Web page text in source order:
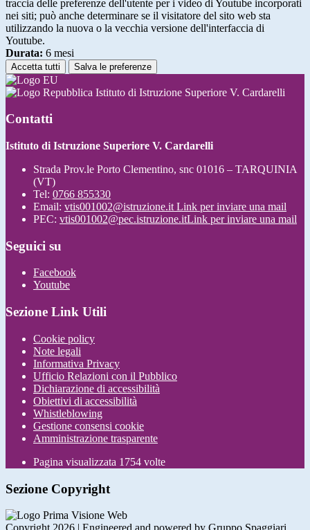
traccia delle preferenze dell'utente per i video di Youtube incorporati
nei siti; può anche determinare se il visitatore del sito web sta
utilizzando la nuova o la vecchia versione dell'interfaccia di
Youtube.
Durata: 6 mesi
Accetta tutti Salva le preferenze
Istituto di Istruzione Superiore V. Cardarelli
Contatti
Istituto di Istruzione Superiore V. Cardarelli
Strada Prov.le Porto Clementino, snc 01016 – TARQUINIA
(VT)
Tel: 0766 855330
Email: vtis001002@istruzione.it Link per inviare una mail
PEC: vtis001002@pec.istruzione.itLink per inviare una mail
Seguici su
Facebook
Youtube
Sezione Link Utili
Cookie policy
Note legali
Informativa Privacy
Ufficio Relazioni con il Pubblico
Dichiarazione di accessibilità
Obiettivi di accessibilità
Whistleblowing
Gestione consensi cookie
Amministrazione trasparente
Pagina visualizzata 1754 volte
Sezione Copyright